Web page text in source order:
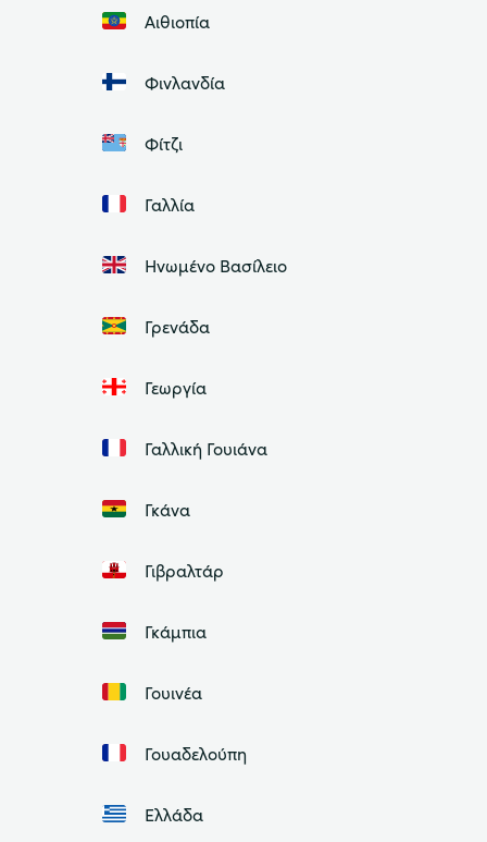
Αιθιοπία
Φινλανδία
Φίτζι
Γαλλία
Ηνωμένο Βασίλειο
Γρενάδα
Γεωργία
Γαλλική Γουιάνα
Γκάνα
Γιβραλτάρ
Γκάμπια
Γουινέα
Γουαδελούπη
Ελλάδα